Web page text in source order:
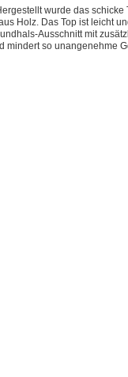
wurde das
Holz. Das Top ist leicht
Ausschnitt mit
so unangenehme